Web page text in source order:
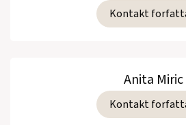
Kontakt
Anita Miric
Kontakt